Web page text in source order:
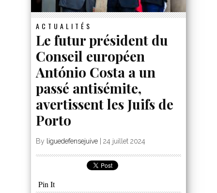
ACTUALITÉS
Le futur président du
Conseil européen
António Costa a un
passé antisémite,
avertissent les Juifs de
Porto
By liguedefensejuive 24 juillet 2024
Pin It